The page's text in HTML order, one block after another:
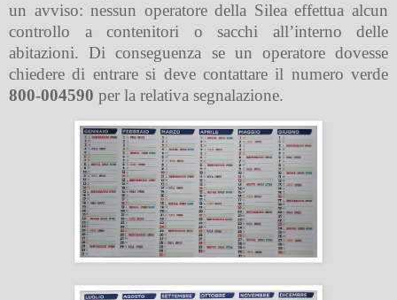
un avviso: nessun operatore della Silea effettua alcun
controllo a contenitori o sacchi all’interno delle
abitazioni. Di conseguenza se un operatore dovesse
chiedere di entrare si deve contattare il numero verde
800-004590 per la relativa segnalazione.